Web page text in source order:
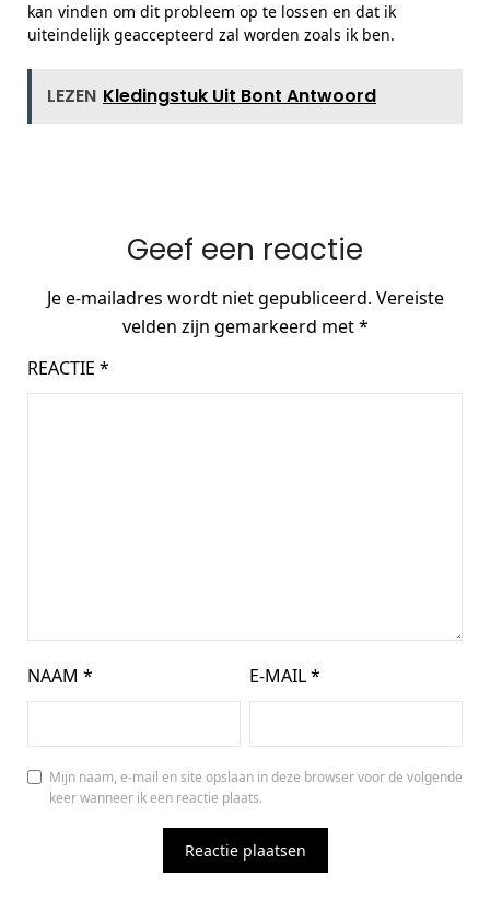
kan vinden om dit probleem op te lossen en dat ik
uiteindelijk geaccepteerd zal worden zoals ik ben.
LEZEN Kledingstuk Uit Bont Antwoord
Geef een reactie
Je e-mailadres wordt niet gepubliceerd. Vereiste
velden zijn gemarkeerd met*
REACTIE *
NAAM * E-MAIL*
Mijn naam, e-mail en site opslaan in deze browser voor de volgende
keer wanneer ik een reactie plaats.